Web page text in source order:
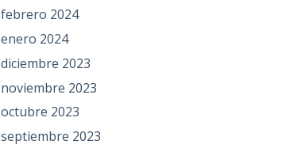
febrero 2024
enero 2024
diciembre 2023
noviembre 2023
octubre 2023
septiembre 2023